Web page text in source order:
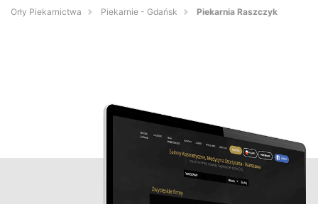
Orły Piekarnictwa Piekarnie - Gdańsk Piekarnia Raszczyk